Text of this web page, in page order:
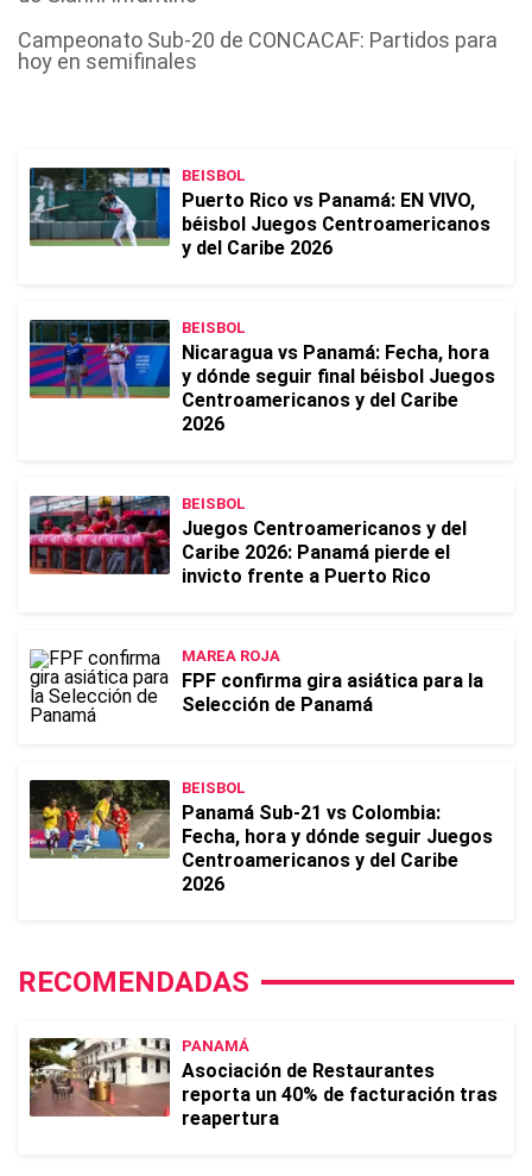
Campeonato Sub-20 de CONCACAF: Partidos para
hoy en semifinales
BEISBOL
Puerto Rico vs Panamá: EN VIVO,
béisbol Juegos Centroamericanos
y del Caribe 2026
BEISBOL
Nicaragua vs Panamá: Fecha, hora
y dónde seguir final béisbol Juegos
Centroamericanos y del Caribe
2026
BEISBOL
Juegos Centroamericanos y del
Caribe 2026: Panamá pierde el
invicto frente a Puerto Rico
MAREA ROJA
FPF confirma gira asiática para la
Selección de Panamá
BEISBOL
Panamá Sub-21 vs Colombia:
Fecha, hora y dónde seguir Juegos
Centroamericanos y del Caribe
2026
RECOMENDADAS
PANAMÁ
Asociación de Restaurantes
reporta un 40% de facturación tras
reapertura